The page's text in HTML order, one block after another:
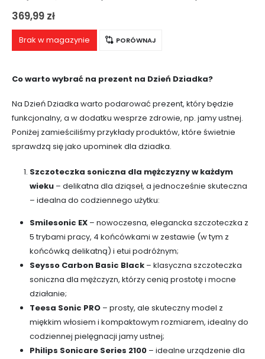
powierzchniowe oraz eliminuje do 100% więcej płytki nazębnej
niż szczoteczka manualna. Dodatkowo, szczoteczka
poprawia kondycję…
369,99 zł
Brak w magazynie PORÓWNAJ
Co warto wybrać na prezent na Dzień Dziadka?
Na Dzień Dziadka warto podarować prezent, który będzie
funkcjonalny, a w dodatku wesprze zdrowie, np. jamy ustnej.
Poniżej zamieściliśmy przykłady produktów, które świetnie
sprawdzą się jako upominek dla dziadka.
Szczoteczka soniczna dla mężczyzny w każdym
wieku– delikatna dla dziąseł, a jednocześnie skuteczna
– idealna do codziennego użytku:
Smilesonic EX– nowoczesna, elegancka szczoteczka z
5 trybami pracy, 4 końcówkami w zestawie (w tym z
końcówką delikatną) i etui podróżnym;
Seysso Carbon Basic Black– klasyczna szczoteczka
soniczna dla mężczyzn, którzy cenią prostotę i mocne
działanie;
Teesa Sonic PRO– prosty, ale skuteczny model z
miękkim włosiem i kompaktowym rozmiarem, idealny do
codziennej pielęgnacji jamy ustnej;
Philips Sonicare Series 2100 – idealne urządzenie dla